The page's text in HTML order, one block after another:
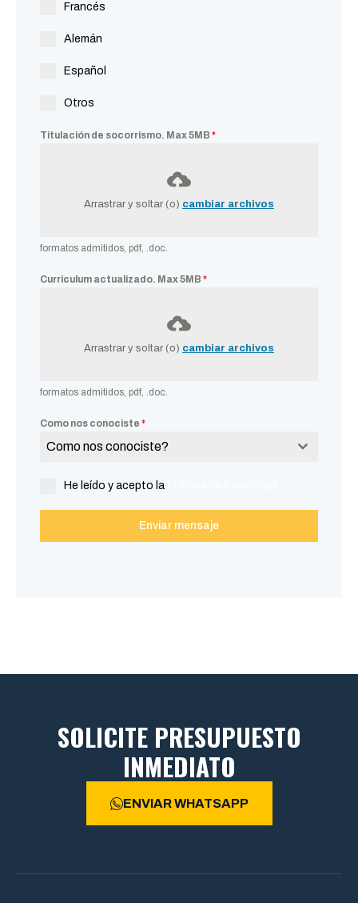
Francés
Alemán
Español
Otros
Titulación de socorrismo. Max 5MB *
Arrastrar y soltar (o) cambiar archivos
formatos admitidos, pdf, .doc.
Curriculum actualizado. Max 5MB *
Arrastrar y soltar (o) cambiar archivos
formatos admitidos, pdf, .doc.
Como nos conociste *
Como nos conociste?
He leído y acepto la
Enviar mensaje
SOLICITE PRESUPUESTO
INMEDIATO
ENVIAR WHATSAPP